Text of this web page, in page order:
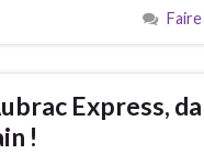
Express,
!